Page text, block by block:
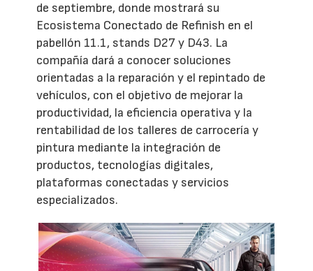
de septiembre, donde mostrará su
Ecosistema Conectado de Refinish en el
pabellón 11.1, stands D27 y D43. La
compañía dará a conocer soluciones
orientadas a la reparación y el repintado de
vehículos, con el objetivo de mejorar la
productividad, la eficiencia operativa y la
rentabilidad de los talleres de carrocería y
pintura mediante la integración de
productos, tecnologías digitales,
plataformas conectadas y servicios
especializados.